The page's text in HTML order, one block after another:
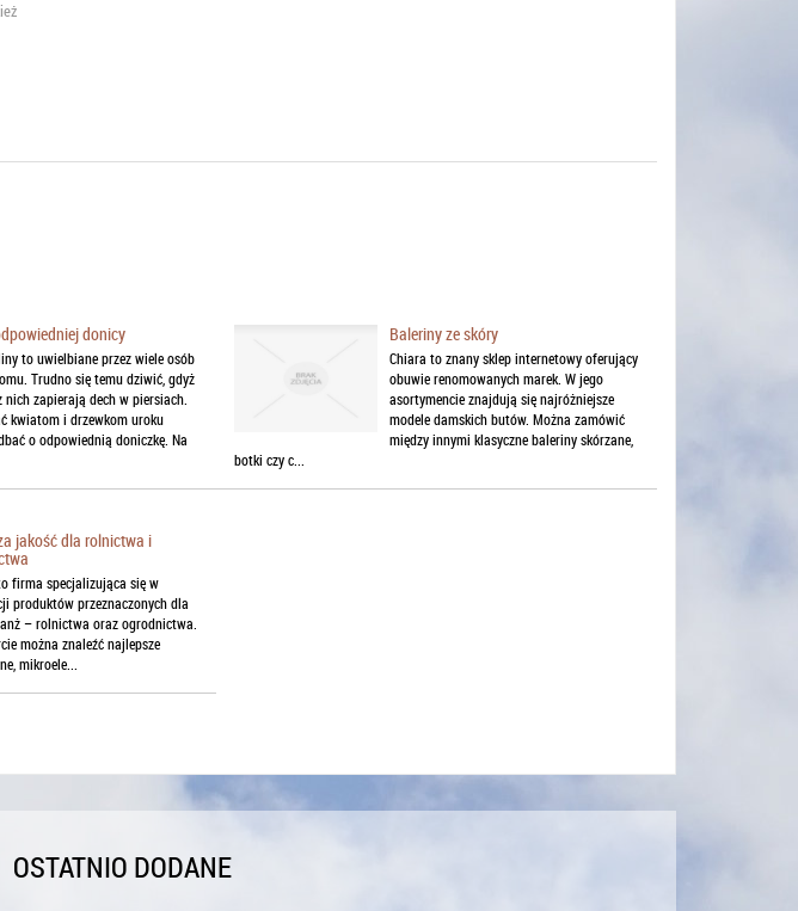
donicy
to uwielbiane przez wiele osób
Trudno się temu dziwić, gdyż
nich zapierają dech w piersiach.
kwiatom i drzewkom uroku
o odpowiednią doniczkę. Na
Baleriny ze skóry
Chiara to znany sklep internetowy oferujący
obuwie renomowanych marek. W jego
asortymencie znajdują się najróżniejsze
modele damskich butów. Można zamówić
między innymi klasyczne baleriny skórzane,
botki czy c...
jakość dla rolnictwa i
firma specjalizująca się w
produktów przeznaczonych dla
– rolnictwa oraz ogrodnictwa.
można znaleźć najlepsze
mikroele...
OSTATNIO DODANE